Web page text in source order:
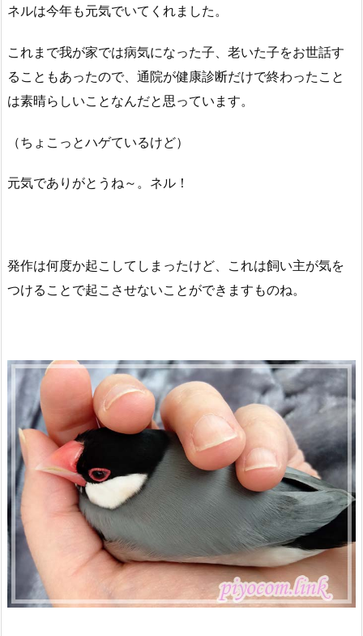
ネルは今年も元気でいてくれました。
これまで我が家では病気になった子、老いた子をお世話す
ることもあったので、通院が健康診断だけで終わったこと
は素晴らしいことなんだと思っています。
（ちょこっとハゲているけど）
元気でありがとうね～。ネル！
発作は何度か起こしてしまったけど、これは飼い主が気を
つけることで起こさせないことができますものね。